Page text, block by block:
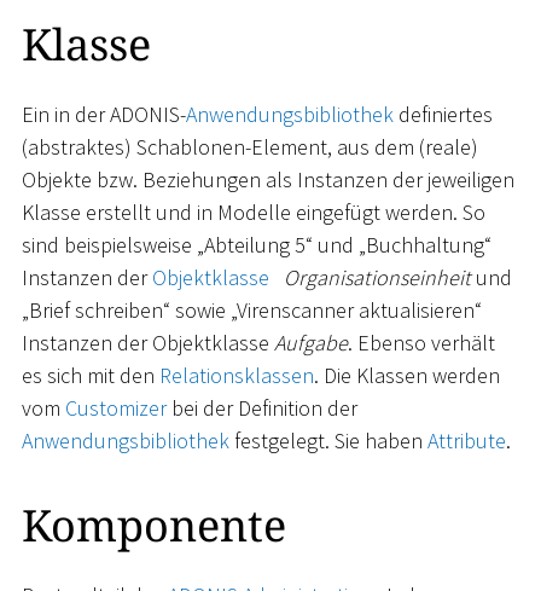
Klasse
Ein in der ADONIS-Anwendungsbibliothek definiertes
(abstraktes) Schablonen-Element, aus dem (reale)
Objekte bzw. Beziehungen als Instanzen der jeweiligen
Klasse erstellt und in Modelle eingefügt werden. So
sind beispielsweise „Abteilung 5“ und „Buchhaltung“
Instanzen derObjektklasse Organisationseinheitund
„Brief schreiben“ sowie „Virenscanner aktualisieren“
Instanzen der Objektklasse Aufgabe. Ebenso verhält
es sich mit den Relationsklassen. Die Klassen werden
vom Customizerbei der Definition der
Anwendungsbibliothek festgelegt. Sie haben Attribute.
Komponente